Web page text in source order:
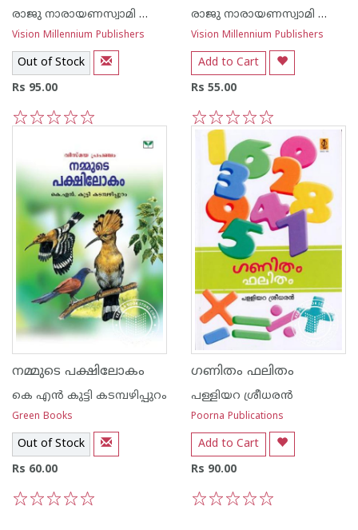
രാജു നാരായണസ്വാമി ഐ എ എസ്
Vision Millennium Publishers
Out of Stock
Rs 95.00
രാജു നാരായണസ്വാമി ഐ എ എസ്
Vision Millennium Publishers
Add to Cart
Rs 55.00
3
2
നമ്മുടെ പക്ഷിലോകം
കെ എ‌ന്‍ കുട്ടി കടമ്പഴിപ്പുറം
Green Books
Out of Stock
Rs 60.00
ഗണിതം ഫലിതം
പള്ളിയറ ശ്രീധര‌ന്‍
Poorna Publications
Add to Cart
Rs 90.00